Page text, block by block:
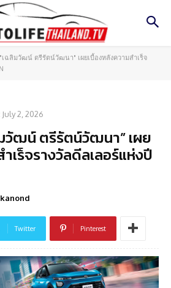
ฉลิมวัฒน์ ตรีรัตน์วัฒนา" เผยเบื้องหลังความสำเร็จ
July 2, 2026
วัฒน์ ตรีรัตน์วัฒนา” เผย
เร็จรางวัลดีลเลอร์แห่งปี
Twitter Pinterest